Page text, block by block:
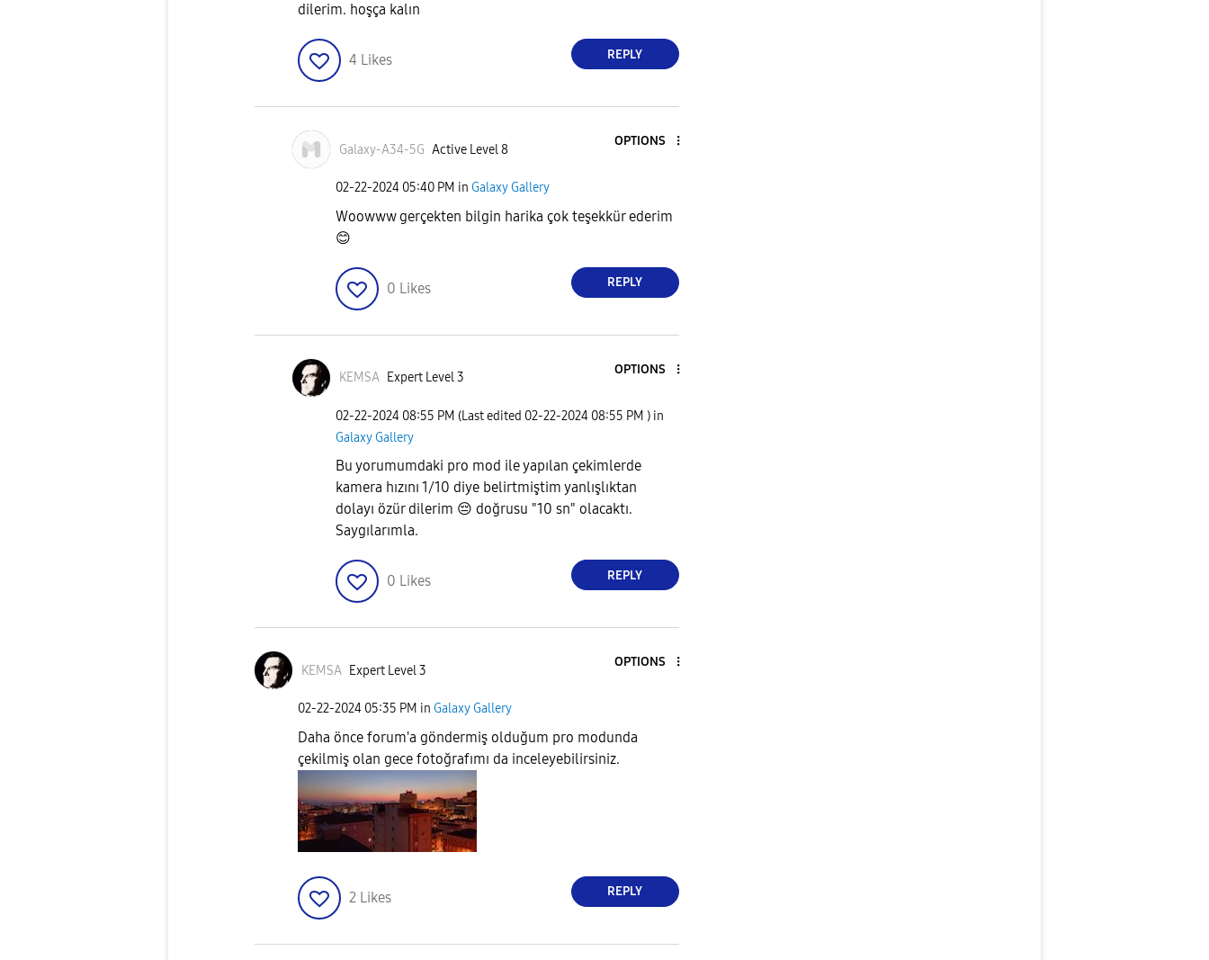
dilerim. hoşça kalın
4 Likes REPLY
Galaxy-A34-5G Active Level 8
OPTIONS
‎02-22-2024 05:40 PM in Galaxy Gallery
Woowww gerçekten bilgin harika çok teşekkür ederim
😊
0 Likes REPLY
KEMSA Expert Level 3
OPTIONS
‎02-22-2024 08:55 PM (Last edited ‎02-22-2024 08:55 PM ) in
Galaxy Gallery
Bu yorumumdaki pro mod ile yapılan çekimlerde
kamera hızını 1/10 diye belirtmiştim yanlışlıktan
dolayı özür dilerim 😔 doğrusu "10 sn" olacaktı.
Saygılarımla.
0 Likes REPLY
KEMSA Expert Level 3
OPTIONS
‎02-22-2024 05:35 PM in Galaxy Gallery
Daha önce forum'a göndermiş olduğum pro modunda
çekilmiş olan gece fotoğrafımı da inceleyebilirsiniz.
2 Likes REPLY